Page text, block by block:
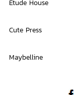
Etude House
Cute Press
Maybelline